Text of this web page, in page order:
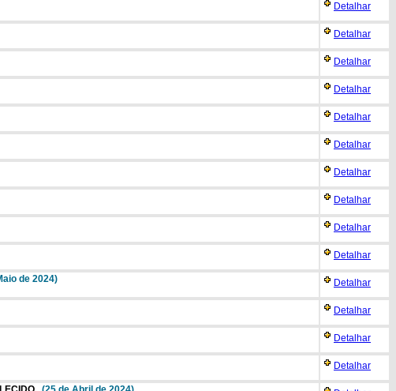
Detalhar
Detalhar
Detalhar
Detalhar
Detalhar
Detalhar
Detalhar
Detalhar
Detalhar
Detalhar
de 2024) Detalhar
Detalhar
Detalhar
Detalhar